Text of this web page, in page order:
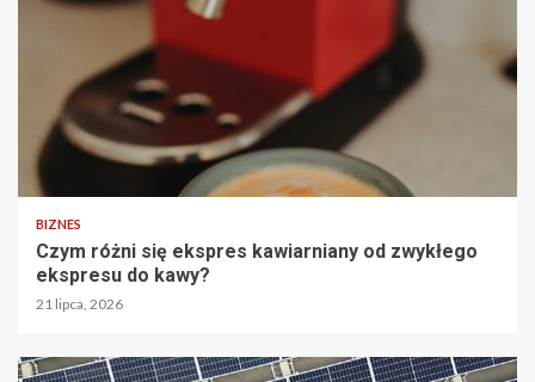
BIZNES
Czym różni się ekspres kawiarniany od zwykłego
ekspresu do kawy?
21 lipca, 2026